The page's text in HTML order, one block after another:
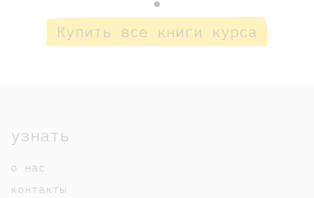
Купить все книги курса
узнать
о нас
контакты